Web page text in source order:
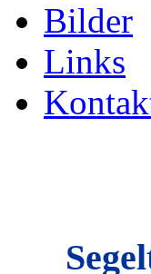
Bilder
Links